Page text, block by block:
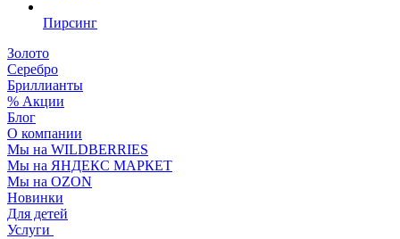
Пирсинг
Золото
Серебро
Бриллианты
% Акции
Блог
О компании
Мы на WILDBERRIES
Мы на ЯНДЕКС МАРКЕТ
Мы на OZON
Новинки
Для детей
Услуги